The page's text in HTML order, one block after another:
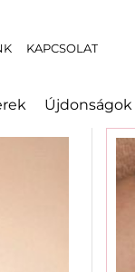
KAPCSOLAT
Újdonságok